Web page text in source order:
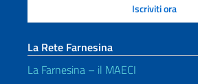
La Rete Farnesina
La Farnesina – il MAECI